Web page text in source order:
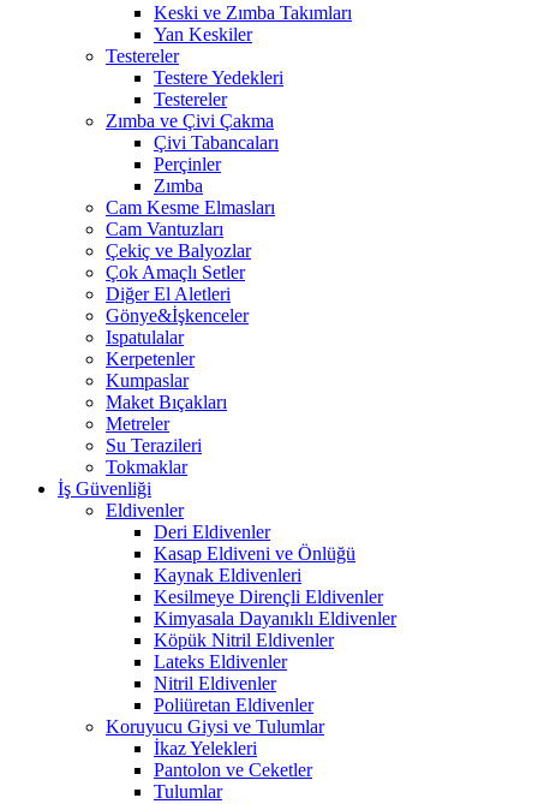
Keski ve Zımba Takımları
Yan Keskiler
Testereler
Testere Yedekleri
Testereler
Zımba ve Çivi Çakma
Çivi Tabancaları
Perçinler
Zımba
Cam Kesme Elmasları
Cam Vantuzları
Çekiç ve Balyozlar
Çok Amaçlı Setler
Diğer El Aletleri
Gönye&İşkenceler
Ispatulalar
Kerpetenler
Kumpaslar
Maket Bıçakları
Metreler
Su Terazileri
Tokmaklar
İş Güvenliği
Eldivenler
Deri Eldivenler
Kasap Eldiveni ve Önlüğü
Kaynak Eldivenleri
Kesilmeye Dirençli Eldivenler
Kimyasala Dayanıklı Eldivenler
Köpük Nitril Eldivenler
Lateks Eldivenler
Nitril Eldivenler
Poliüretan Eldivenler
Koruyucu Giysi ve Tulumlar
İkaz Yelekleri
Pantolon ve Ceketler
Tulumlar